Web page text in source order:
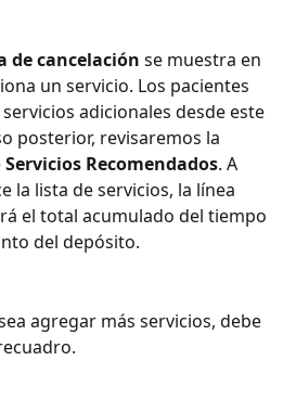
de cancelación se muestra en
un servicio. Los pacientes
adicionales desde este
posterior, revisaremos la
Servicios Recomendados. A
la lista de servicios, la línea
el total acumulado del tiempo
del depósito.
agregar más servicios, debe